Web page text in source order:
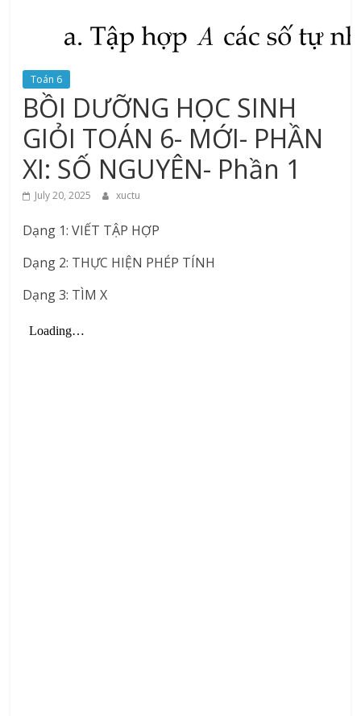
Toán 6
BỒI DƯỠNG HỌC SINH
GIỎI TOÁN 6- MỚI- PHẦN
XI: SỐ NGUYÊN- Phần 1
July 20, 2025 xuctu
Dạng 1: VIẾT TẬP HỢP
Dạng 2: THỰC HIỆN PHÉP TÍNH
Dạng 3: TÌM X